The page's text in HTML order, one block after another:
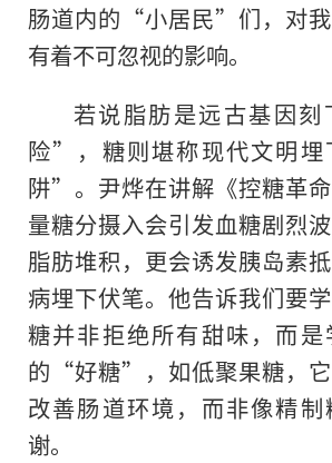
肠道内的“小居民”们，对
有着不可忽视的影响。
若说脂肪是远古基因
险”，糖则堪称现代文明
阱”。尹烨在讲解《控糖革
量糖分摄入会引发血糖剧烈
脂肪堆积，更会诱发胰岛素
病埋下伏笔。他告诉我们要
糖并非拒绝所有甜味，而
的“好糖”，如低聚果糖，它
改善肠道环境，而非像精
谢。